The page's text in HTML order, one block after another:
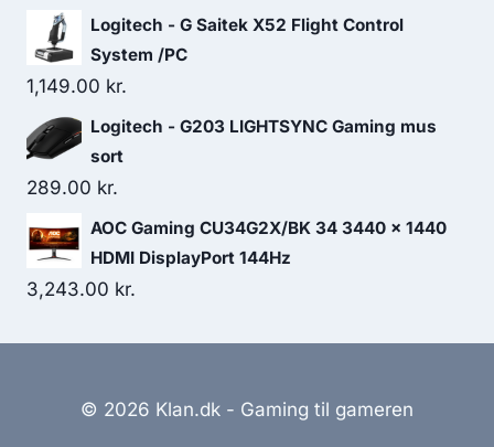
Logitech - G Saitek X52 Flight Control
System /PC
1,149.00 kr.
Logitech - G203 LIGHTSYNC Gaming mus
sort
289.00 kr.
AOC Gaming CU34G2X/BK 34 3440 x 1440
HDMI DisplayPort 144Hz
3,243.00 kr.
© 2026 Klan.dk - Gaming til gameren